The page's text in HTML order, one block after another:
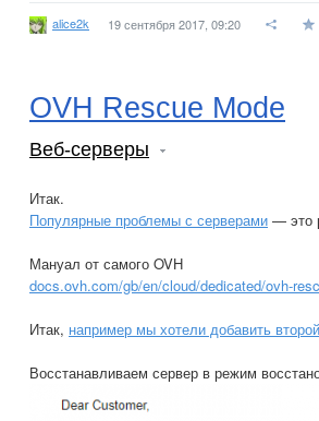
alice2k 19 сентября 2017, 09:20
OVH Rescue Mode
Веб-серверы
Итак.
Популярные проблемы с серверами — это
Мануал от самого OVH
docs.ovh.com/gb/en/cloud/dedicated/ovh-
Итак, например мы хотели добавить
Восстанавливаем сервер в режим